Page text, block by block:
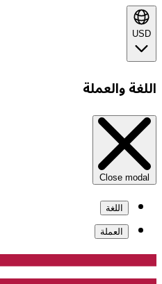
USD
اللغة والعملة
Close modal
اللغة
العملة